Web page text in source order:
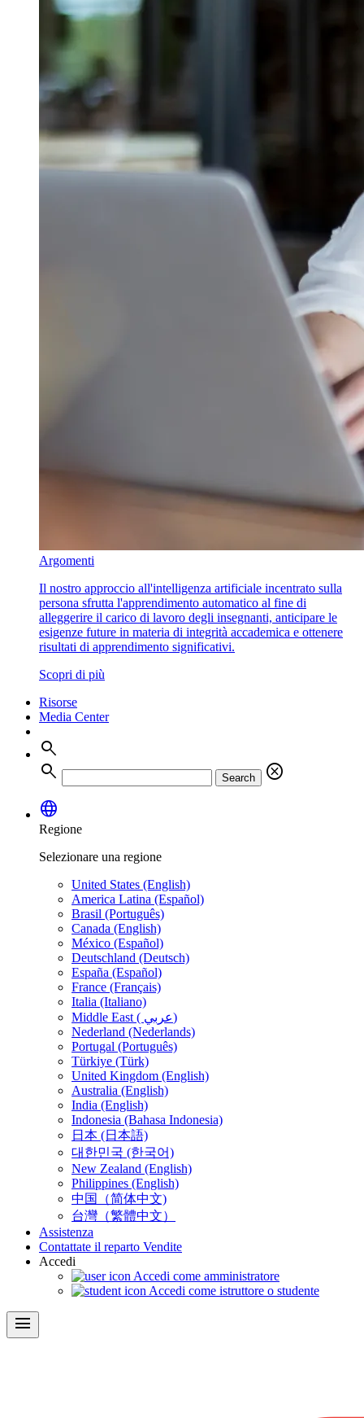
Argomenti
Il nostro approccio all'intelligenza artificiale incentrato sulla
persona sfrutta l'apprendimento automatico al fine di
alleggerire il carico di lavoro degli insegnanti, anticipare le
esigenze future in materia di integrità accademica e ottenere
risultati di apprendimento significativi.
Scopri di più
Risorse
Media Center
search
search
Search
cancel
language
Regione
Selezionare una regione
United States (English)
America Latina (Español)
Brasil (Português)
Canada (English)
México (Español)
Deutschland (Deutsch)
España (Español)
France (Français)
Italia (Italiano)
Middle East ( عربي)
Nederland (Nederlands)
Portugal (Português)
Türkiye (Türk)
United Kingdom (English)
Australia (English)
India (English)
Indonesia (Bahasa Indonesia)
日本 (日本語)
대한민국 (한국어)
New Zealand (English)
Philippines (English)
中国（简体中文)
台灣（繁體中文）
Assistenza
Contattate il reparto Vendite
Accedi
Accedi come amministratore
Accedi come istruttore o studente
menu